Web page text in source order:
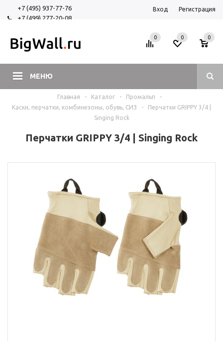
+7 (495) 937-77-76
+7 (499) 277-20-08
Вход Регистрация
МЕНЮ
0 0
0
Главная - Каталог - Промальп
-
Каски, перчатки, комбинезоны, обувь, СИЗ
-
Перчатки GRIPPY 3/4 |
Singing Rock
Перчатки GRIPPY 3/4 | Singing Rock